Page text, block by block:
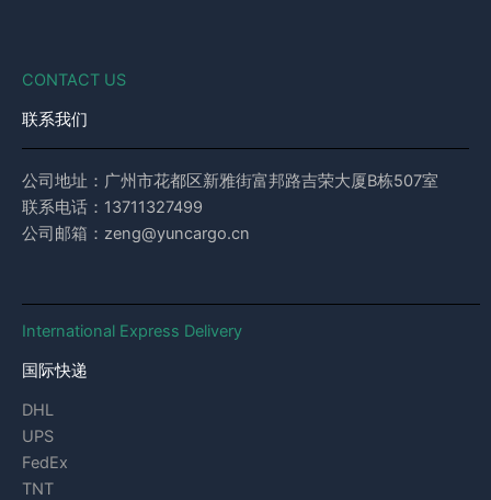
CONTACT US
联系我们
公司地址：广州市花都区新雅街富邦路吉荣大厦B栋507室
联系电话：13711327499
公司邮箱：zeng@yuncargo.cn
International Express Delivery
国际快递
DHL
UPS
FedEx
TNT